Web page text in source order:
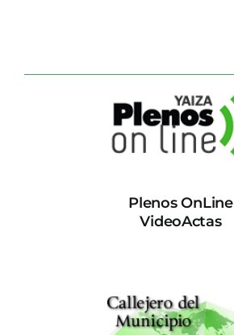
Plenos OnLine
VideoActas